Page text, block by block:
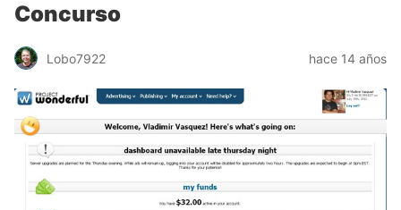
Concurso
Lobo7922 hace 14 años